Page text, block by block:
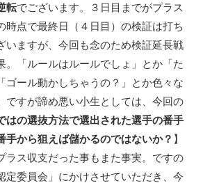
転でございます。３日目までがプラス
時点で最終日（４日目）の検証は打ち
いますが、今回も念のため検証延長戦
。「ルールはルールでしょ」とか「た
ゴール動かしちゃうの？」とか色々な
ですが諦め悪い小生としては、今回の
はの選抜方法で選出された選手の番手
手から狙えば儲かるのではないか？ 】
ラス収支だった事もまた事実。ですの
定委員会」にかけさせていただき、今